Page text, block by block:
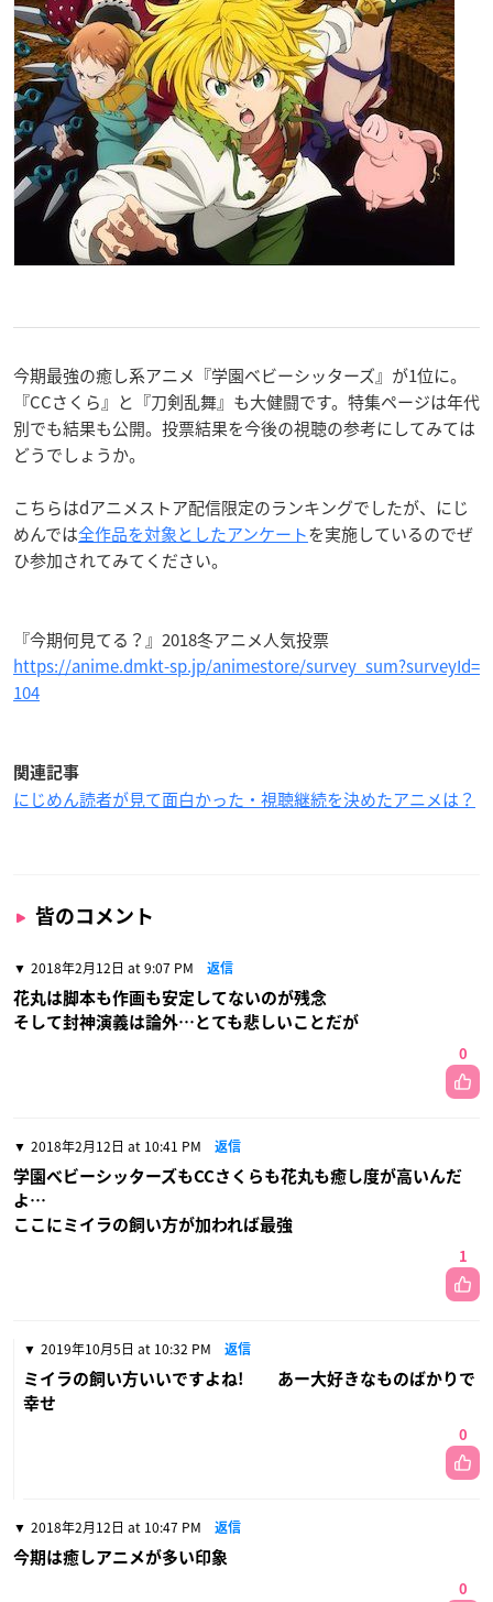
今期最強の癒し系アニメ『学園ベビーシッターズ』が1位に。
『CCさくら』と『刀剣乱舞』も大健闘です。特集ページは年代
別でも結果も公開。投票結果を今後の視聴の参考にしてみては
どうでしょうか。
こちらはdアニメストア配信限定のランキングでしたが、にじ
めんでは全作品を対象としたアンケートを実施しているのでぜ
ひ参加されてみてください。
『今期何見てる？』2018冬アニメ人気投票
https://anime.dmkt-sp.jp/animestore/survey_sum?surveyId=
104
関連記事
にじめん読者が見て面白かった・視聴継続を決めたアニメは？
皆のコメント
2018年2月12日 at 9:07 PM 返信
花丸は脚本も作画も安定してないのが残念
そして封神演義は論外…とても悲しいことだが
0
2018年2月12日 at 10:41 PM 返信
学園ベビーシッターズもCCさくらも花丸も癒し度が高いんだ
よ…
ここにミイラの飼い方が加われば最強
1
2019年10月5日 at 10:32 PM 返信
ミイラの飼い方いいですよね! あー大好きなものばかりで
幸せ
0
2018年2月12日 at 10:47 PM 返信
今期は癒しアニメが多い印象
0